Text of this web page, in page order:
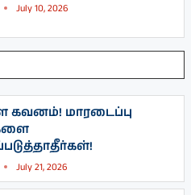
July 10, 2026
மாரடைப்பு
July 21, 2026